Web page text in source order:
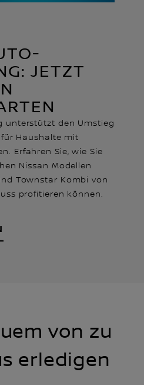
JETZT
unterstützt den Umstieg
Haushalte mit
Erfahren Sie, wie Sie
Nissan Modellen
und Townstar Kombi von
profitieren können.
von zu
erledigen